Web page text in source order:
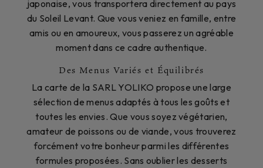
japonaise, vous transportera directement au pays
du Soleil Levant. Que vous veniez en famille, entre
amis ou en amoureux, vous passerez un agréable
moment dans ce cadre authentique.
Des Menus Variés et Équilibrés
La carte de la SARL YOLIKO propose une large
sélection de menus adaptés à tous les goûts et
toutes les envies. Que vous soyez végétarien,
amateur de poissons ou de viande, vous trouverez
forcément votre bonheur parmi les différentes
formules proposées. Sans oublier les desserts